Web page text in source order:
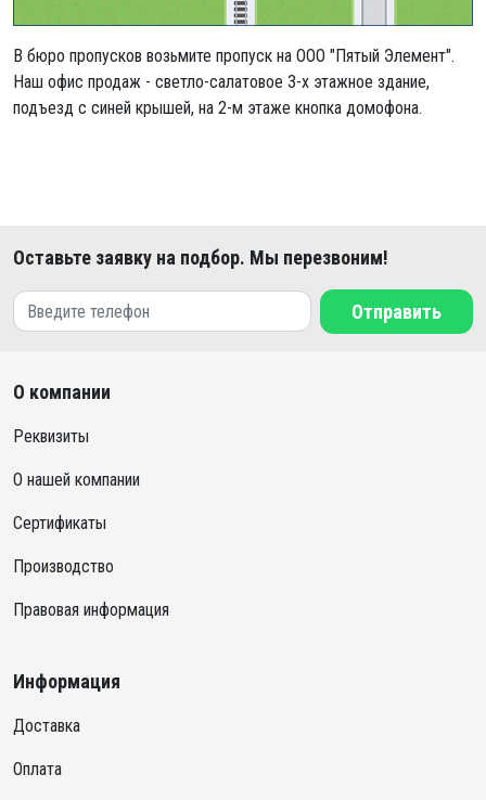
В бюро пропусков возьмите пропуск на ООО "Пятый Элемент".
Наш офис продаж - светло-салатовое 3-х этажное здание,
подъезд с синей крышей, на 2-м этаже кнопка домофона.
Оставьте заявку на подбор. Мы перезвоним!
Отправить
О компании
Реквизиты
О нашей компании
Сертификаты
Производство
Правовая информация
Информация
Доставка
Оплата